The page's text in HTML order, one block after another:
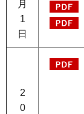
月
1
日
2
0